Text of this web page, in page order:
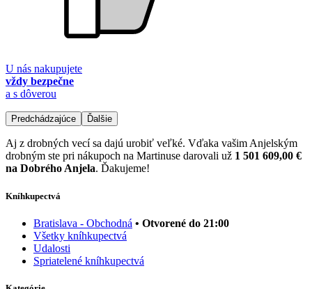
U nás nakupujete
vždy bezpečne
a s dôverou
Predchádzajúce Ďalšie
Aj z drobných vecí sa dajú urobiť veľké. Vďaka vašim Anjelským
drobným ste pri nákupoch na Martinuse darovali už 1 501 609,00 €
na Dobrého Anjela. Ďakujeme!
Kníhkupectvá
Bratislava - Obchodná • Otvorené do 21:00
Všetky kníhkupectvá
Udalosti
Spriatelené kníhkupectvá